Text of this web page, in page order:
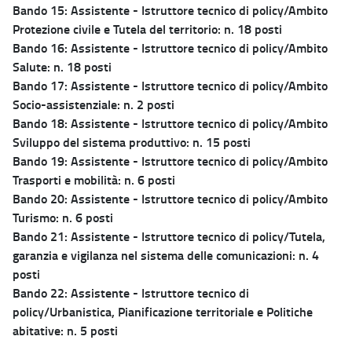
Bando 15: Assistente - Istruttore tecnico di policy/Ambito
Protezione civile e Tutela del territorio: n. 18 posti
Bando 16: Assistente - Istruttore tecnico di policy/Ambito
Salute: n. 18 posti
Bando 17: Assistente - Istruttore tecnico di policy/Ambito
Socio-assistenziale: n. 2 posti
Bando 18: Assistente - Istruttore tecnico di policy/Ambito
Sviluppo del sistema produttivo: n. 15 posti
Bando 19: Assistente - Istruttore tecnico di policy/Ambito
Trasporti e mobilità: n. 6 posti
Bando 20: Assistente - Istruttore tecnico di policy/Ambito
Turismo: n. 6 posti
Bando 21: Assistente - Istruttore tecnico di policy/Tutela,
garanzia e vigilanza nel sistema delle comunicazioni: n. 4
posti
Bando 22: Assistente - Istruttore tecnico di
policy/Urbanistica, Pianificazione territoriale e Politiche
abitative: n. 5 posti